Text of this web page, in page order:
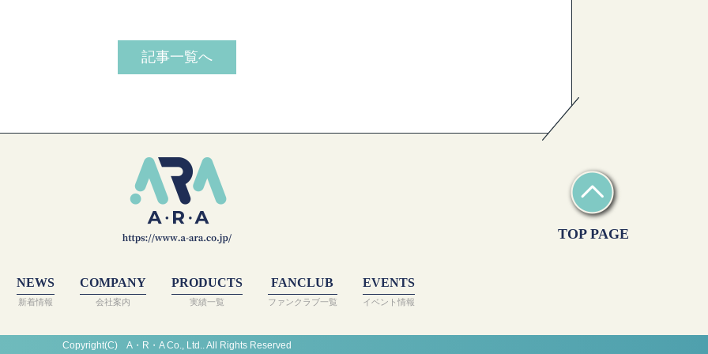
記事一覧へ
TOP PAGE
NEWS
新着情報
COMPANY
会社案内
PRODUCTS
実績一覧
FANCLUB
ファンクラブ一覧
EVENTS
イベント情報
Copyright(C) A・R・A Co., Ltd.. All Rights Reserved